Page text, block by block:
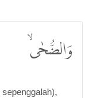
وَالضُّحٰىۙ